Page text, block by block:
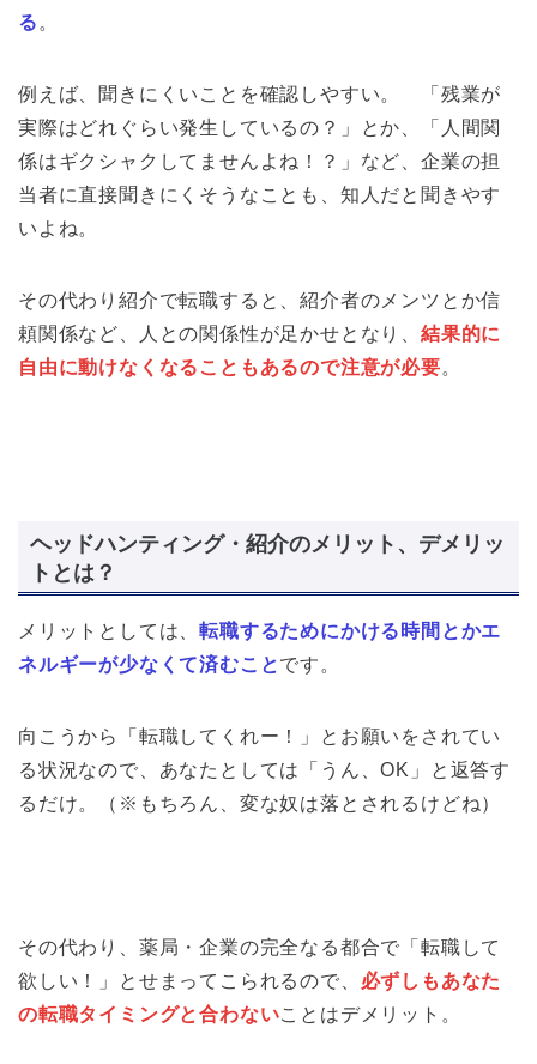
る 。
例えば、聞きにくいことを確認しやすい。 「残業が
実際はどれぐらい発生しているの？」とか、「人間関
係はギクシャクしてませんよね！？」など、企業の担
当者に直接聞きにくそうなことも、知人だと聞きやす
いよね。
その代わり紹介で転職すると、紹介者のメンツとか信
頼関係など、人との関係性が足かせとなり、 結果的に
自由に動けなくなることもあるので注意が必要。
ヘッドハンティング・紹介のメリット、デメリッ
トとは？
メリットとしては、転職するためにかける時間とかエ
ネルギーが少なくて済むことです。
向こうから「転職してくれー！」とお願いをされてい
る状況なので、あなたとしては「うん、OK」と返答す
るだけ。（※もちろん、変な奴は落とされるけどね）
その代わり、薬局・企業の完全なる都合で「転職して
欲しい！」とせまってこられるので、 必ずしもあなた
の転職タイミングと合わないことはデメリット。